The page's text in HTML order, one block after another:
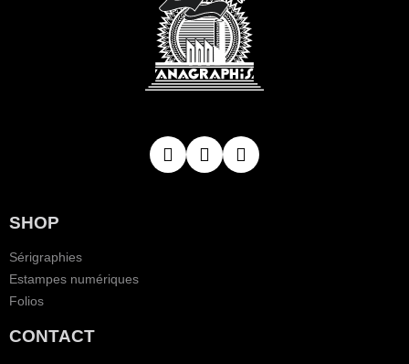
SHOP
Sérigraphies
Estampes numériques
Folios
CONTACT